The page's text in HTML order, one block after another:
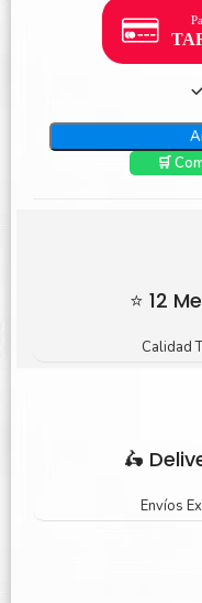
🛒
⭐ 12
Calidad
🛵
Envíos